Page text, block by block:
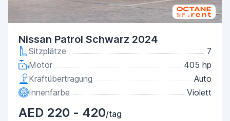
Nissan Patrol Schwarz 2024
Sitzplätze
7
Motor
405 hp
Kraftübertragung
Auto
Innenfarbe
Violett
AED 220 - 420/tag